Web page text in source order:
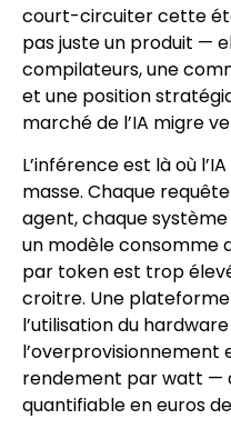
court-circuiter cette
pas juste un produit —
compilateurs, une
et une position
marché de l’IA migre
L’inférence est là où
masse. Chaque
agent, chaque
un modèle consomme
par token est trop
croitre. Une
l’utilisation du
l’overprovisionnement
rendement par watt —
quantifiable en euros